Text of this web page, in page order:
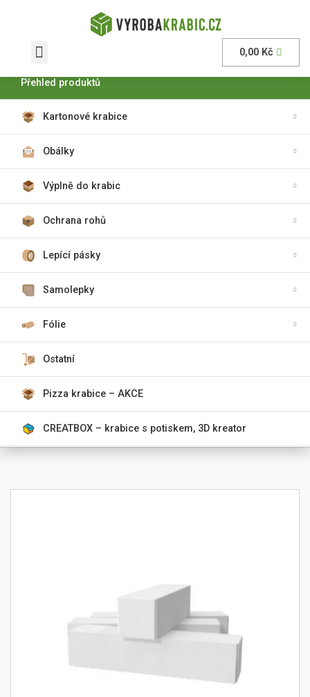
0,00 Kč
Přehled produktů
Kartonové krabice
Obálky
Výplně do krabic
Ochrana rohů
Lepící pásky
Samolepky
Fólie
Ostatní
Pizza krabice – AKCE
CREATBOX – krabice s potiskem, 3D kreator